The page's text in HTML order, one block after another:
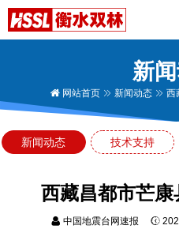
新
网站首页 新闻动态 西
新闻动态 技术支持
西藏昌都市芒
中国地震台网速报